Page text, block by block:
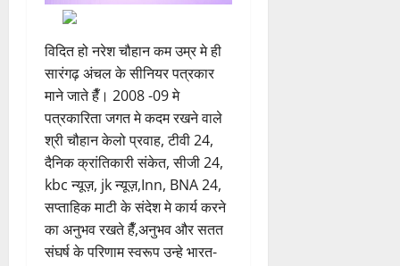
सारंगढ़ अंचल के सीनियर पत्रकार
माने जाते हैँ। 2008 -09 मे
पत्रकारिता जगत मे कदम रखने वाले
श्री चौहान केलो प्रवाह, टीवी 24,
दैनिक क्रांतिकारी संकेत, सीजी 24,
kbc न्यूज़, jk न्यूज़,Inn, BNA 24,
सप्ताहिक माटी के संदेश मे कार्य करने
का अनुभव रखते हैँ,अनुभव और सतत
संघर्ष के परिणाम स्वरूप उन्हे भारत-
24 ने जिला संवाददाता नियुक्त किया